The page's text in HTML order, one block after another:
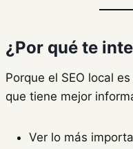
¿Por qué te
Porque el SEO local
que tiene mejor
Ver lo más